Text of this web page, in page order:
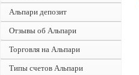
Альпари депозит
Отзывы об Альпари
Торговля на Альпари
Типы счетов Альпари